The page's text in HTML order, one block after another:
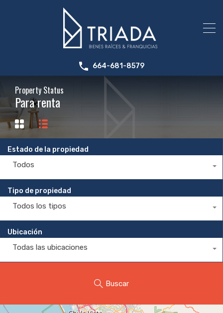
664-681-8579
Property Status
Para renta
Estado de la propiedad
Todos
Tipo de propiedad
Todos los tipos
Ubicación
Todas las ubicaciones
Buscar